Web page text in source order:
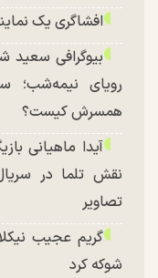
افشاگری یک
بیوگرافی سعید
رویای نیمه‌شب؛
همسرش کیست؟
آیدا ماهیانی
نقش تلما در
تصاویر
گریم عجیب
شوکه کرد